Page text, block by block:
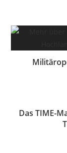
Das TIME-